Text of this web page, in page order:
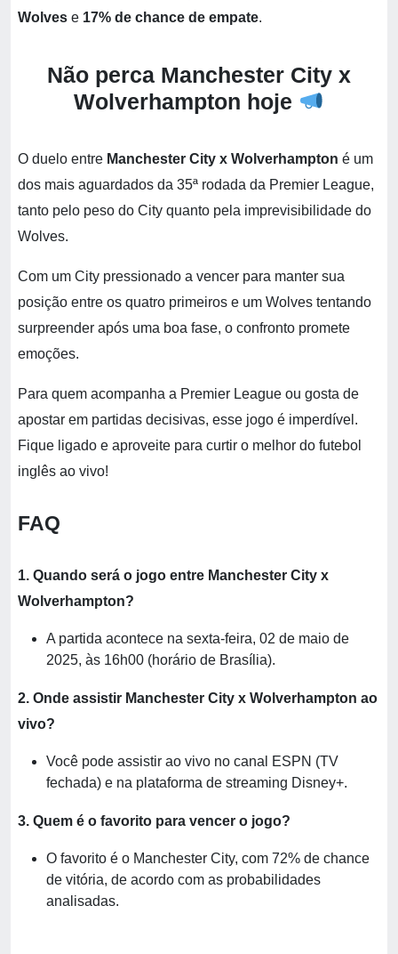
Wolves e 17% de chance de empate.
Não perca Manchester City x
Wolverhampton hoje
O duelo entre Manchester City x Wolverhampton é um
dos mais aguardados da 35ª rodada da Premier League,
tanto pelo peso do City quanto pela imprevisibilidade do
Wolves.
Com um City pressionado a vencer para manter sua
posição entre os quatro primeiros e um Wolves tentando
surpreender após uma boa fase, o confronto promete
emoções.
Para quem acompanha a Premier League ou gosta de
apostar em partidas decisivas, esse jogo é imperdível.
Fique ligado e aproveite para curtir o melhor do futebol
inglês ao vivo!
FAQ
1. Quando será o jogo entre Manchester City x
Wolverhampton?
A partida acontece na sexta-feira, 02 de maio de
2025, às 16h00 (horário de Brasília).
2. Onde assistir Manchester City x Wolverhampton ao
vivo?
Você pode assistir ao vivo no canal ESPN (TV
fechada) e na plataforma de streaming Disney+.
3. Quem é o favorito para vencer o jogo?
O favorito é o Manchester City, com 72% de chance
de vitória, de acordo com as probabilidades
analisadas.